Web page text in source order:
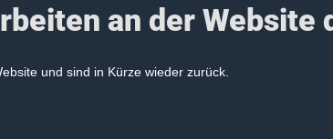
an der Website
und sind in Kürze wieder zurück.